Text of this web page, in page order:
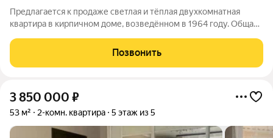
Предлагается к продаже светлая и тёплая двухкомнатная
квартира в кирпичном доме, возведённом в 1964 году. Общая
Квартира находится на первом этаже пятиэтажного здания,
высота потолков составляет
Позвонить
3 850 000 ₽
53 м² 2-комн. квартира 5 этаж из 5